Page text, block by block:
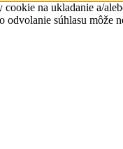
na ukladanie a/
odvolanie súhlasu